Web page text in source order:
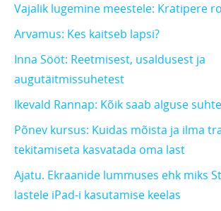
Vajalik lugemine meestele: Kratipere
Arvamus: Kes kaitseb lapsi?
Inna Sööt: Reetmisest, usaldusest ja
augutäitmissuhetest
Ikevald Rannap: Kõik saab alguse
Põnev kursus: Kuidas mõista ja ilma
tekitamiseta kasvatada oma last
Ajatu. Ekraanide lummuses ehk miks
lastele iPad-i kasutamise keelas